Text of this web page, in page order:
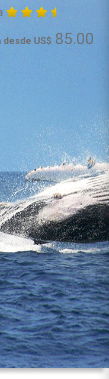
US$ 85.00